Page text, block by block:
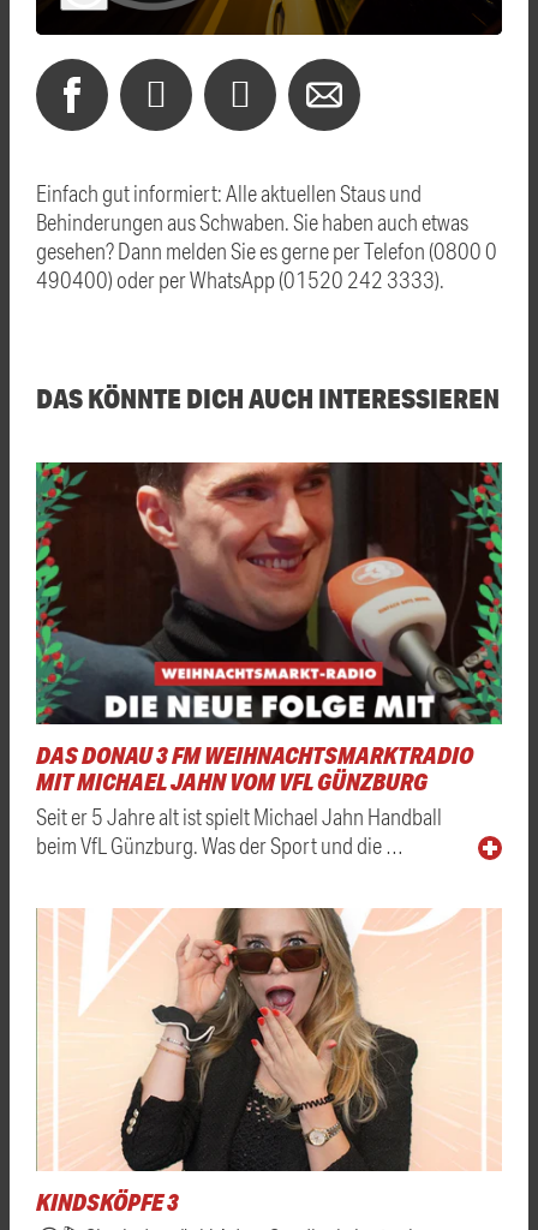
Einfach gut informiert: Alle aktuellen Staus und
Behinderungen aus Schwaben. Sie haben auch etwas
gesehen? Dann melden Sie es gerne per Telefon (0800 0
490400) oder per WhatsApp (01520 242 3333).
DAS KÖNNTE DICH AUCH INTERESSIEREN
DAS DONAU 3 FM WEIHNACHTSMARKTRADIO
MIT MICHAEL JAHN VOM VFL GÜNZBURG
Seit er 5 Jahre alt ist spielt Michael Jahn Handball
beim VfL Günzburg. Was der Sport und die …
KINDSKÖPFE 3